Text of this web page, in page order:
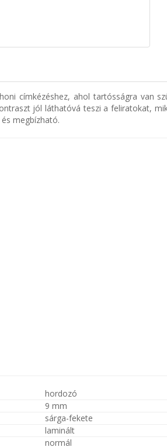
címkézéshez, ahol tartósságra van
jól láthatóvá teszi a feliratokat,
megbízható.
hordozó
9 mm
sárga-fekete
laminált
normál